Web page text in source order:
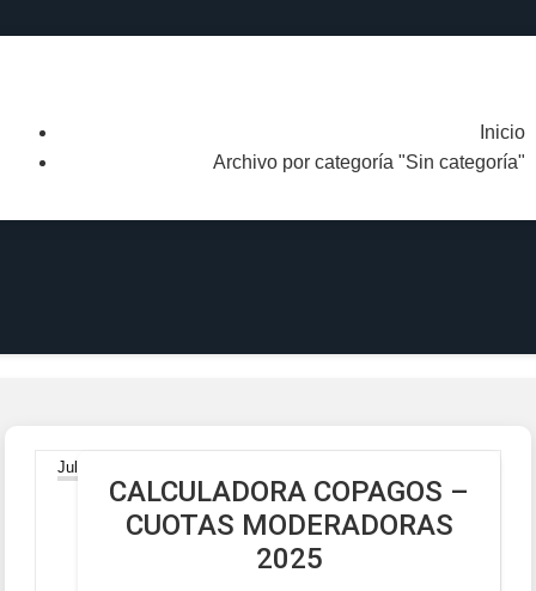
Inicio
Archivo por categoría "Sin categoría"
Jul
CALCULADORA COPAGOS –
CUOTAS MODERADORAS
2025